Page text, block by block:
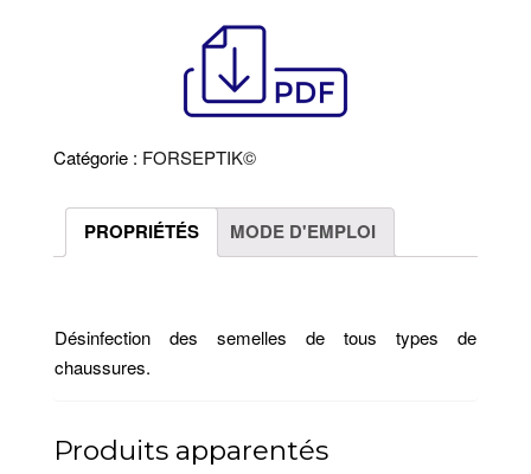
Catégorie : FORSEPTIK©
PROPRIÉTÉS MODE D'EMPLOI
Désinfection des semelles de tous types de
chaussures.
Produits apparentés